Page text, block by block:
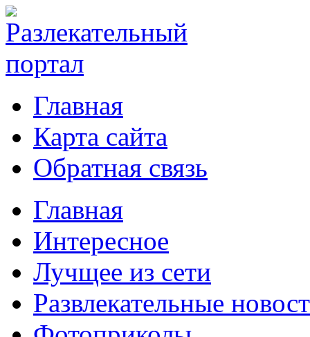
Главная
Карта сайта
Обратная связь
Главная
Интересное
Лучщее из сети
Развлекательные